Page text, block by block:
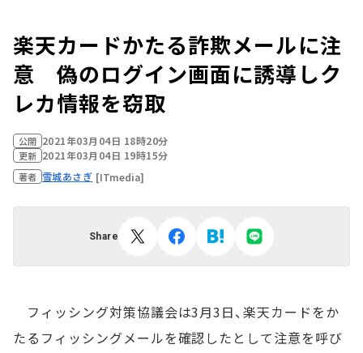
楽天カードかたる詐欺メールに注
意 偽のログイン画面に誘導しク
レカ情報を窃取
公開 2021年03月04日 18時20分
更新 2021年03月04日 19時15分
著者 雪城あさぎ [ITmedia]
Share
フィッシング対策協議会は3月3日、楽天カードをか
たるフィッシングメールを確認したとして注意を呼び